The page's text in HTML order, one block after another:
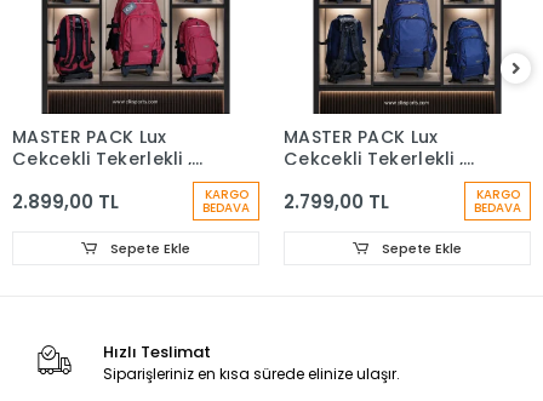
MASTER PACK Lux
Çekçekli Tekerlekli ,
Dağcı Seyahat Laptop
Bölmeli , Sırt Çantası
2.899,00 TL KARGO
BEDAVA
Sepete Ekle
MASTER PACK Lux
Çekçekli Tekerlekli ,
Çantası
2.799,00 TL KARGO
BEDAVA
Sepete Ekle
Hızlı Teslimat
Siparişleriniz en kısa sürede elinize ulaşır.